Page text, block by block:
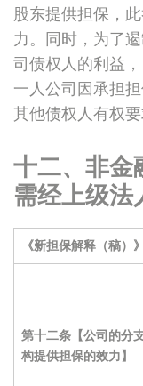
股东提供担保，
力。同时，为了
司债权人的利益
一人公司因承担
其他债权人有权
十二、非金
需经上级法
《新担保解释（稿）》
第十二条【公司的分
构提供担保的效力】